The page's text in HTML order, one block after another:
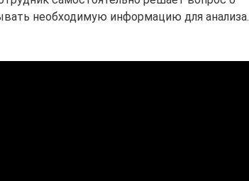
необходимую информацию для анализа.